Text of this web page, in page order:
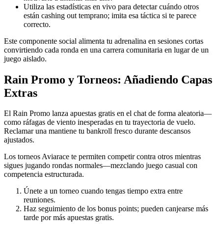
Utiliza las estadísticas en vivo para detectar cuándo otros
están cashing out temprano; imita esa táctica si te parece
correcto.
Este componente social alimenta tu adrenalina en sesiones cortas
convirtiendo cada ronda en una carrera comunitaria en lugar de un
juego aislado.
Rain Promo y Torneos: Añadiendo Capas
Extras
El Rain Promo lanza apuestas gratis en el chat de forma aleatoria—
como ráfagas de viento inesperadas en tu trayectoria de vuelo.
Reclamar una mantiene tu bankroll fresco durante descansos
ajustados.
Los torneos Aviarace te permiten competir contra otros mientras
sigues jugando rondas normales—mezclando juego casual con
competencia estructurada.
Únete a un torneo cuando tengas tiempo extra entre
reuniones.
Haz seguimiento de los bonus points; pueden canjearse más
tarde por más apuestas gratis.